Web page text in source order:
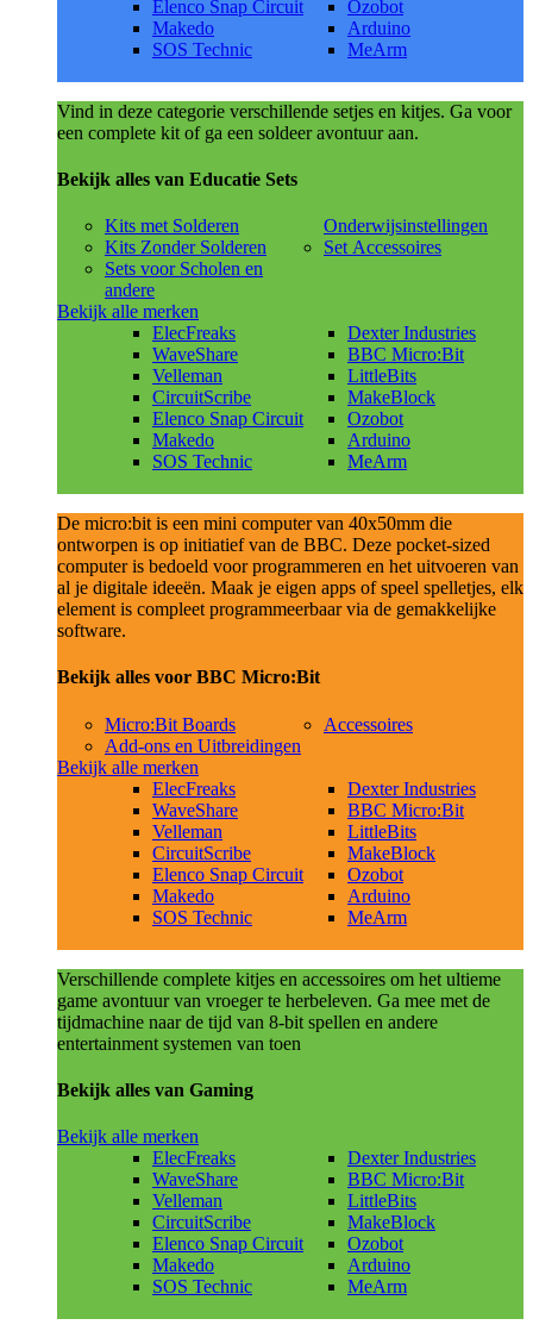
Elenco Snap Circuit
Makedo
SOS Technic
Ozobot
Arduino
MeArm
Vind in deze categorie verschillende setjes en kitjes. Ga voor
een complete kit of ga een soldeer avontuur aan.
Bekijk alles van Educatie Sets
Kits met Solderen
Kits Zonder Solderen
Sets voor Scholen en
andere
Onderwijsinstellingen
Set Accessoires
Bekijk alle merken
ElecFreaks
WaveShare
Velleman
CircuitScribe
Elenco Snap Circuit
Makedo
SOS Technic
Dexter Industries
BBC Micro:Bit
LittleBits
MakeBlock
Ozobot
Arduino
MeArm
De micro:bit is een mini computer van 40x50mm die
ontworpen is op initiatief van de BBC. Deze pocket-sized
computer is bedoeld voor programmeren en het uitvoeren van
al je digitale ideeën. Maak je eigen apps of speel spelletjes, elk
element is compleet programmeerbaar via de gemakkelijke
software.
Bekijk alles voor BBC Micro:Bit
Micro:Bit Boards
Add-ons en Uitbreidingen
Accessoires
Bekijk alle merken
ElecFreaks
WaveShare
Velleman
CircuitScribe
Elenco Snap Circuit
Makedo
SOS Technic
Dexter Industries
BBC Micro:Bit
LittleBits
MakeBlock
Ozobot
Arduino
MeArm
Verschillende complete kitjes en accessoires om het ultieme
game avontuur van vroeger te herbeleven. Ga mee met de
tijdmachine naar de tijd van 8-bit spellen en andere
entertainment systemen van toen
Bekijk alles van Gaming
Bekijk alle merken
ElecFreaks
WaveShare
Velleman
CircuitScribe
Elenco Snap Circuit
Makedo
SOS Technic
Dexter Industries
BBC Micro:Bit
LittleBits
MakeBlock
Ozobot
Arduino
MeArm